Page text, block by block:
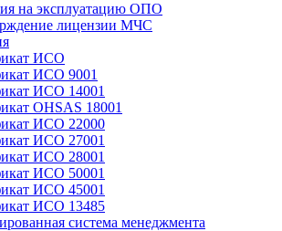
на эксплуатацию ОПО
лицензии МЧС
ИСО
ИСО 9001
ИСО 14001
OHSAS 18001
ИСО 22000
ИСО 27001
ИСО 28001
ИСО 50001
ИСО 45001
ИСО 13485
система менеджмента